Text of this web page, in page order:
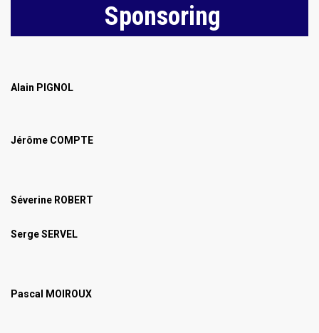
Sponsoring
Alain PIGNOL
Jérôme COMPTE
Séverine ROBERT
Serge SERVEL
Pascal MOIROUX